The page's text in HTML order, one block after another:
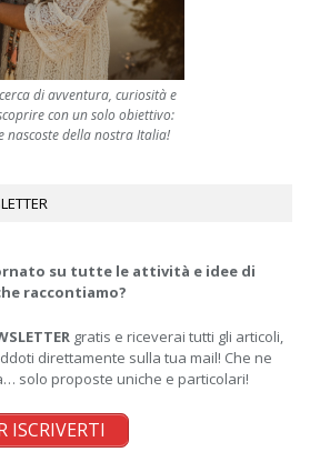
di avventura, curiosità e
con un solo obiettivo:
nascoste della nostra Italia!
su tutte le attività e idee di
raccontiamo?
gratis e riceverai tutti gli articoli,
direttamente sulla tua mail! Che ne
solo proposte uniche e particolari!
ISCRIVERTI